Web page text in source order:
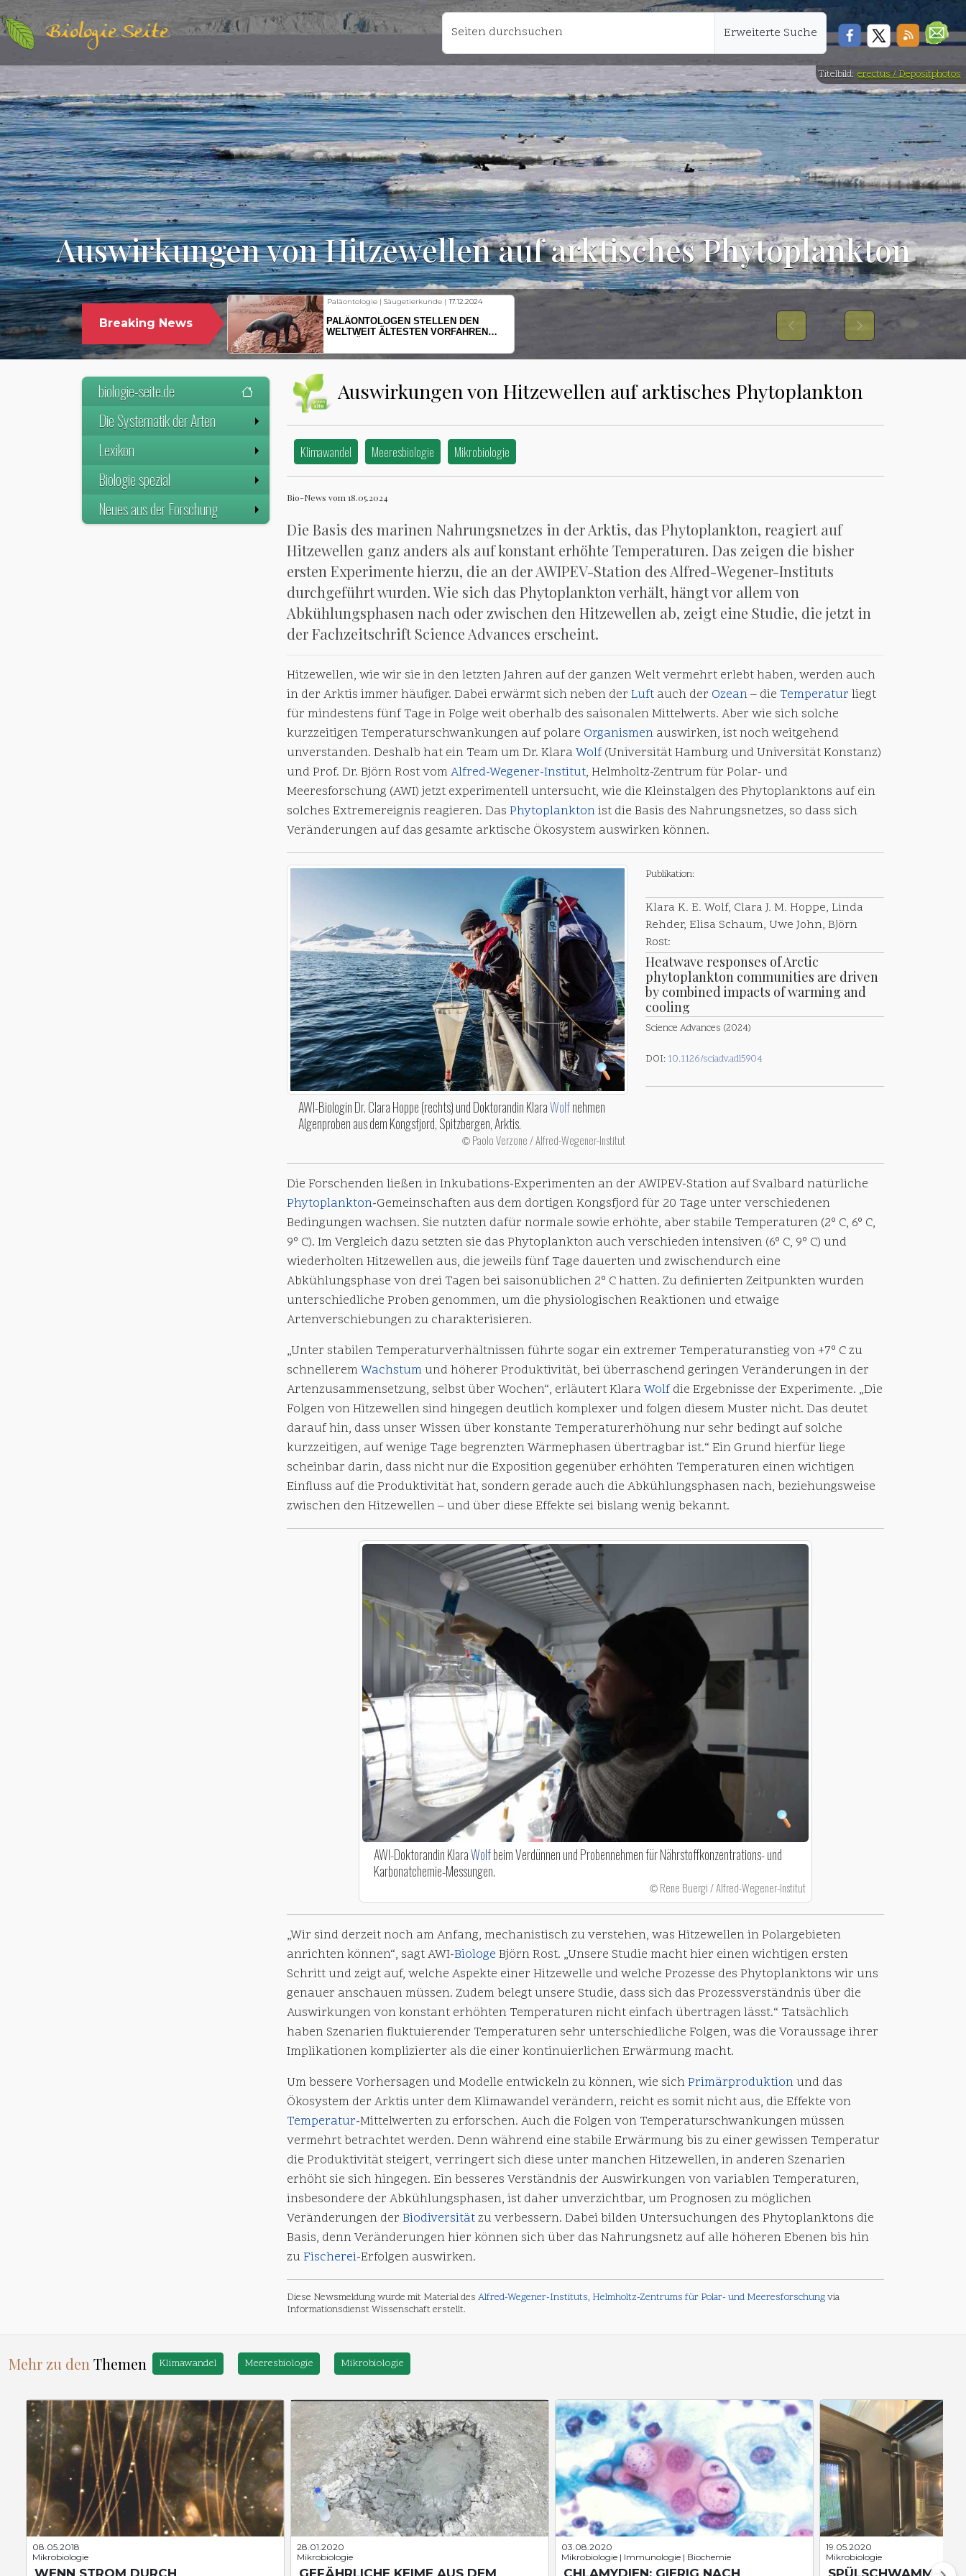
Biologie Seite Seiten durchsuchen Erweiterte Suche
Titelbild: erectus / Depositphotos
Auswirkungen von Hitzewellen auf arktisches Phytoplankton
Breaking News
Fischkunde | Klimawandel |18.11.2024
KLIMAWANDEL SETZT
HERINGSLARVEN UNTER STRESS
Previous Next
biologie-seite.de
Die Systematik der Arten
Lexikon
Biologie spezial
Neues aus der Forschung
Auswirkungen von Hitzewellen auf arktisches Phytoplankton
Klimawandel Meeresbiologie Mikrobiologie
Bio-News vom 18.05.2024
Die Basis des marinen Nahrungsnetzes in der Arktis, das Phytoplankton, reagiert auf
Hitzewellen ganz anders als auf konstant erhöhte Temperaturen. Das zeigen die bisher
ersten Experimente hierzu, die an der AWIPEV-Station des Alfred-Wegener-Instituts
durchgeführt wurden. Wie sich das Phytoplankton verhält, hängt vor allem von
Abkühlungsphasen nach oder zwischen den Hitzewellen ab, zeigt eine Studie, die jetzt in
der Fachzeitschrift Science Advances erscheint.
Hitzewellen, wie wir sie in den letzten Jahren auf der ganzen Welt vermehrt erlebt haben, werden auch
in der Arktis immer häufiger. Dabei erwärmt sich neben der Luft auch der Ozean– die Temperatur liegt
für mindestens fünf Tage in Folge weit oberhalb des saisonalen Mittelwerts. Aber wie sich solche
kurzzeitigen Temperaturschwankungen auf polare Organismen auswirken, ist noch weitgehend
unverstanden. Deshalb hat ein Team um Dr. KlaraWolf(Universität Hamburg und Universität Konstanz)
und Prof. Dr. Björn Rost vomAlfred-Wegener-Institut, Helmholtz-Zentrum für Polar- und
Meeresforschung (AWI) jetzt experimentell untersucht, wie die Kleinstalgen des Phytoplanktons auf ein
solches Extremereignis reagieren. Das Phytoplanktonist die Basis des Nahrungsnetzes, so dass sich
Veränderungen auf das gesamte arktische Ökosystem auswirken können.
AWI-Biologin Dr. Clara Hoppe (rechts) und Doktorandin KlaraWolfnehmen
Algenproben aus dem Kongsfjord, Spitzbergen, Arktis.
©Paolo Verzone / Alfred-Wegener-Institut
Publikation:
Klara K. E. Wolf, Clara J. M. Hoppe, Linda
Rehder, Elisa Schaum, Uwe John, Björn
Rost:
Heatwave responses of Arctic
phytoplankton communities are driven
by combined impacts of warming and
cooling
Science Advances (2024)
DOI: 10.1126/sciadv.adl5904
Die Forschenden ließen in Inkubations-Experimenten an der AWIPEV-Station auf Svalbard natürliche
Phytoplankton-Gemeinschaften aus dem dortigen Kongsfjord für 20 Tage unter verschiedenen
Bedingungen wachsen. Sie nutzten dafür normale sowie erhöhte, aber stabile Temperaturen (2° C, 6° C,
9° C). Im Vergleich dazu setzten sie das Phytoplankton auch verschieden intensiven (6° C, 9° C) und
wiederholten Hitzewellen aus, die jeweils fünf Tage dauerten und zwischendurch eine
Abkühlungsphase von drei Tagen bei saisonüblichen 2° C hatten. Zu definierten Zeitpunkten wurden
unterschiedliche Proben genommen, um die physiologischen Reaktionen und etwaige
Artenverschiebungen zu charakterisieren.
„Unter stabilen Temperaturverhältnissen führte sogar ein extremer Temperaturanstieg von +7° C zu
schnelleremWachstumund höherer Produktivität, bei überraschend geringen Veränderungen in der
Artenzusammensetzung, selbst über Wochen“, erläutert KlaraWolfdie Ergebnisse der Experimente. „Die
Folgen von Hitzewellen sind hingegen deutlich komplexer und folgen diesem Muster nicht. Das deutet
darauf hin, dass unser Wissen über konstante Temperaturerhöhung nur sehr bedingt auf solche
kurzzeitigen, auf wenige Tage begrenzten Wärmephasen übertragbar ist.“ Ein Grund hierfür liege
scheinbar darin, dass nicht nur die Exposition gegenüber erhöhten Temperaturen einen wichtigen
Einfluss auf die Produktivität hat, sondern gerade auch die Abkühlungsphasen nach, beziehungsweise
zwischen den Hitzewellen – und über diese Effekte sei bislang wenig bekannt.
AWI-Doktorandin KlaraWolfbeim Verdünnen und Probennehmen für Nährstoffkonzentrations- und
Karbonatchemie-Messungen.
© Rene Buergi / Alfred-Wegener-Institut
„Wir sind derzeit noch am Anfang, mechanistisch zu verstehen, was Hitzewellen in Polargebieten
anrichten können“, sagt AWI-Biologe Björn Rost. „Unsere Studie macht hier einen wichtigen ersten
Schritt und zeigt auf, welche Aspekte einer Hitzewelle und welche Prozesse des Phytoplanktons wir uns
genauer anschauen müssen. Zudem belegt unsere Studie, dass sich das Prozessverständnis über die
Auswirkungen von konstant erhöhten Temperaturen nicht einfach übertragen lässt.“ Tatsächlich
haben Szenarien fluktuierender Temperaturen sehr unterschiedliche Folgen, was die Voraussage ihrer
Implikationen komplizierter als die einer kontinuierlichen Erwärmung macht.
Um bessere Vorhersagen und Modelle entwickeln zu können, wie sichPrimärproduktionund das
Ökosystem der Arktis unter dem Klimawandel verändern, reicht es somit nicht aus, die Effekte von
Temperatur-Mittelwerten zu erforschen. Auch die Folgen von Temperaturschwankungen müssen
vermehrt betrachtet werden. Denn während eine stabile Erwärmung bis zu einer gewissen Temperatur
die Produktivität steigert, verringert sich diese unter manchen Hitzewellen, in anderen Szenarien
erhöht sie sich hingegen. Ein besseres Verständnis der Auswirkungen von variablen Temperaturen,
insbesondere der Abkühlungsphasen, ist daher unverzichtbar, um Prognosen zu möglichen
Veränderungen der Biodiversitätzu verbessern. Dabei bilden Untersuchungen des Phytoplanktons die
Basis, denn Veränderungen hier können sich über das Nahrungsnetz auf alle höheren Ebenen bis hin
zuFischerei-Erfolgen auswirken.
Diese Newsmeldung wurde mit Material des Alfred-Wegener-Instituts, Helmholtz-Zentrums für Polar- und Meeresforschungvia
Informationsdienst Wissenschaft erstellt.
Mehr zu den Themen Klimawandel Meeresbiologie Mikrobiologie
08.05.2018
Mikrobiologie
28.01.2020
Mikrobiologie
03.08.2020
Mikrobiologie | Immunologie | Biochemie
19.05.2020
Mikrobiologie